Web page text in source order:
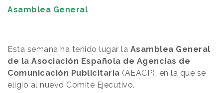
Asamblea General
Esta semana ha tenido lugar la Asamblea General
de la Asociación Española de Agencias de
Comunicación Publicitaria (AEACP), en la que se
eligió al nuevo Comité Ejecutivo.